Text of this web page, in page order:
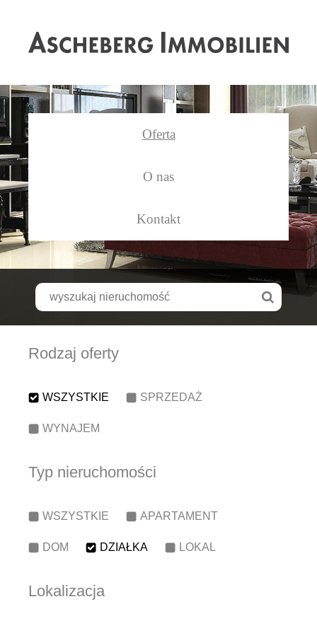
Oferta
O nas
Kontakt
Rodzaj oferty
WSZYSTKIE SPRZEDAŻ
WYNAJEM
Typ nieruchomości
WSZYSTKIE APARTAMENT
DOM DZIAŁKA LOKAL
Lokalizacja